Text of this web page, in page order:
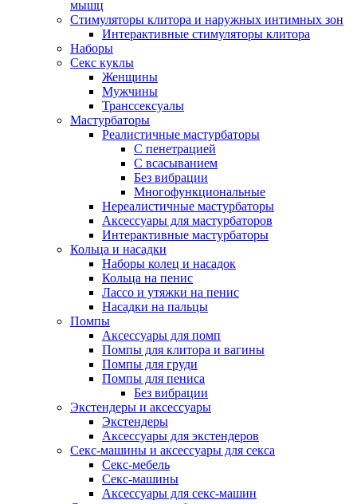
мышц
Стимуляторы клитора и наружных интимных зон
Интерактивные стимуляторы клитора
Наборы
Секс куклы
Женщины
Мужчины
Транссексуалы
Мастурбаторы
Реалистичные мастурбаторы
С пенетрацией
С всасыванием
Без вибрации
Многофункциональные
Нереалистичные мастурбаторы
Аксессуары для мастурбаторов
Интерактивные мастурбаторы
Кольца и насадки
Наборы колец и насадок
Кольца на пенис
Лассо и утяжки на пенис
Насадки на пальцы
Помпы
Аксессуары для помп
Помпы для клитора и вагины
Помпы для груди
Помпы для пениса
Без вибрации
Экстендеры и аксессуары
Экстендеры
Аксессуары для экстендеров
Секс-машины и аксессуары для секса
Секс-мебель
Секс-машины
Аксессуары для секс-машин